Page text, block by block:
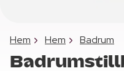
Hem Hem Badrum